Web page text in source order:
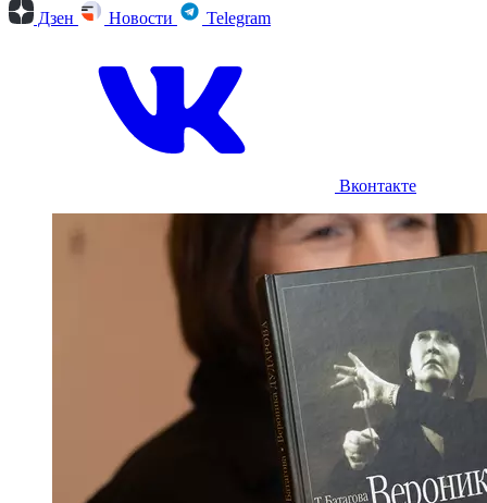
Дзен Новости Telegram
Вконтакте